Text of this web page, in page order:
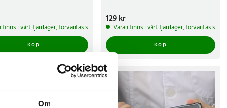
Om
arbetsdagar
kr
finns i vårt fjärrlager, förväntas skickas inom 5-7 arbetsdagar
Köp
Pris :129 kr
129 kr
Varan finns i vårt fjärrlager, förväntas
Köp